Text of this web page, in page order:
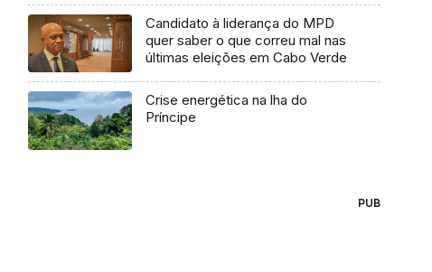
Candidato à liderança do MPD
quer saber o que correu mal nas
últimas eleições em Cabo Verde
Crise energética na lha do
Príncipe
PUB